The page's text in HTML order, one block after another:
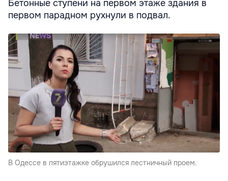
Бетонные ступени на первом этаже здания в
первом парадном рухнули в подвал.
В Одессе в пятиэтажке обрушился лестничный проем.